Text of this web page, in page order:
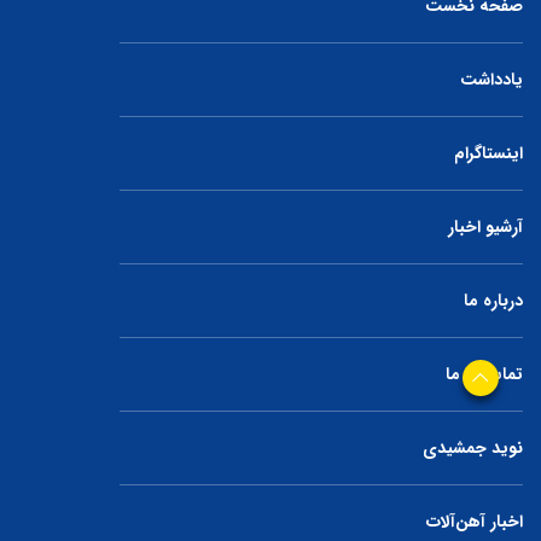
صفحه نخست
یادداشت
اینستاگرام
آرشیو اخبار
درباره ما
تماس با ما
نوید جمشیدی
اخبار آهن‌آلات